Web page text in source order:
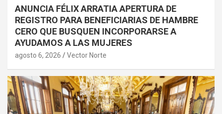
ANUNCIA FÉLIX ARRATIA APERTURA DE
REGISTRO PARA BENEFICIARIAS DE HAMBRE
CERO QUE BUSQUEN INCORPORARSE A
AYUDAMOS A LAS MUJERES
agosto 6, 2026 Vector Norte